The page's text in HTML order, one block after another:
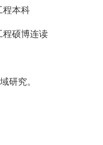
程本科
程硕博连读
研究。